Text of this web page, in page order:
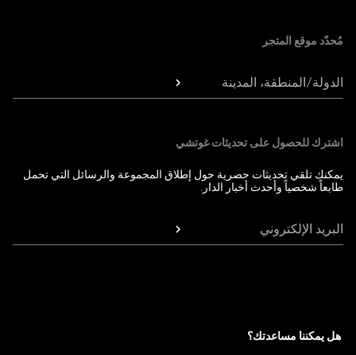
مُحدّد موقع المتجر
الدولة/المنطقة، المدينة
اشترك للحصول على تحديثات غوتشي
يمكنك تلقي تحديثات حصرية حول إطلاق المجموعة والرسائل التي تحمل
طابعاً شخصياً وأحدث أخبار الدار.
البريد الإلكتروني
هل يمكننا مساعدتك؟